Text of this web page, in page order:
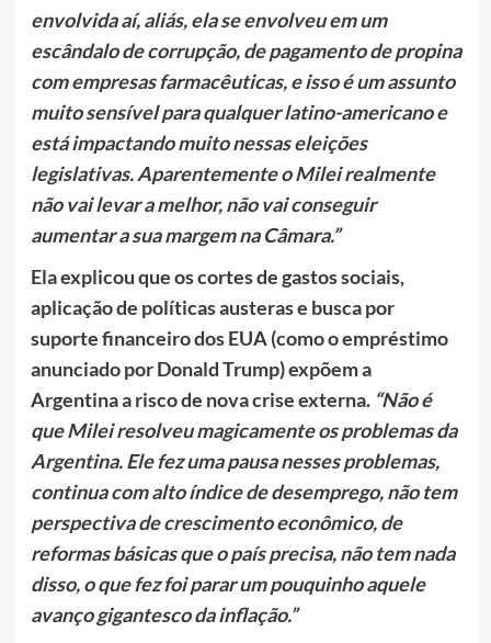
envolvida aí, aliás, ela se envolveu em um
escândalo de corrupção, de pagamento de propina
com empresas farmacêuticas, e isso é um assunto
muito sensível para qualquer latino-americano e
está impactando muito nessas eleições
legislativas. Aparentemente o Milei realmente
não vai levar a melhor, não vai conseguir
aumentar a sua margem na Câmara.”
Ela explicou que os cortes de gastos sociais,
aplicação de políticas austeras e busca por
suporte financeiro dos EUA (como o empréstimo
anunciado por Donald Trump) expõem a
Argentina a risco de nova crise externa. “Não é
que Milei resolveu magicamente os problemas da
Argentina. Ele fez uma pausa nesses problemas,
continua com alto índice de desemprego, não tem
perspectiva de crescimento econômico, de
reformas básicas que o país precisa, não tem nada
disso, o que fez foi parar um pouquinho aquele
avanço gigantesco da inflação.”